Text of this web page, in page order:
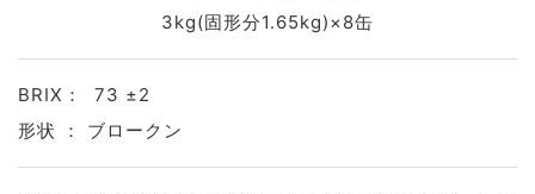
3kg(固形分1.65kg)×8缶
BRIX： 73 ±2
形状 ： ブロークン